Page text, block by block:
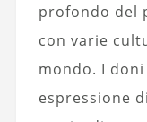
profondo del
con varie
mondo. I
espressione